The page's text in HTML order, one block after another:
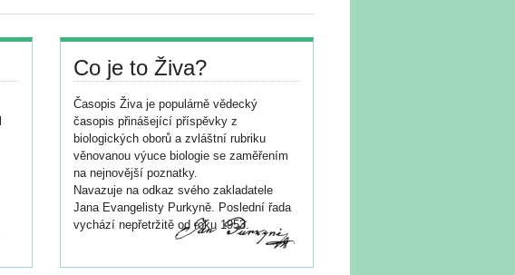
Co je to Živa?
Časopis Živa je populárně vědecký
časopis přinášející příspěvky z
biologických oborů a zvláštní rubriku
věnovanou výuce biologie se zaměřením
na nejnovější poznatky.
Navazuje na odkaz svého zakladatele
Jana Evangelisty Purkyně. Poslední řada
vychází nepřetržitě od roku 1953.